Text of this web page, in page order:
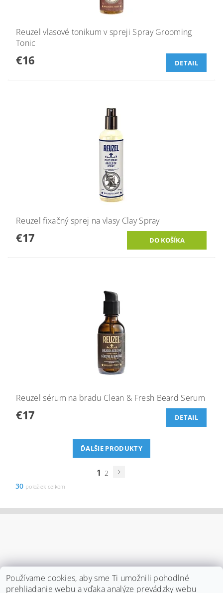
Reuzel vlasové tonikum v spreji Spray Grooming
Tonic
€16 DETAIL
Reuzel fixačný sprej na vlasy Clay Spray
€17
Reuzel sérum na bradu Clean & Fresh Beard Serum
€17 DETAIL
ĎALŠIE PRODUKTY
1 2
30 položiek celkom
Používame cookies, aby sme Ti umožnili pohodlné
prehliadanie webu a vďaka analýze prevádzky webu